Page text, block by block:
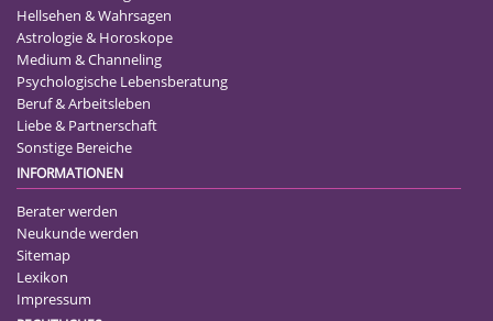
Hellsehen & Wahrsagen
Astrologie & Horoskope
Medium & Channeling
Psychologische Lebensberatung
Beruf & Arbeitsleben
Liebe & Partnerschaft
Sonstige Bereiche
INFORMATIONEN
Berater werden
Neukunde werden
Sitemap
Lexikon
Impressum